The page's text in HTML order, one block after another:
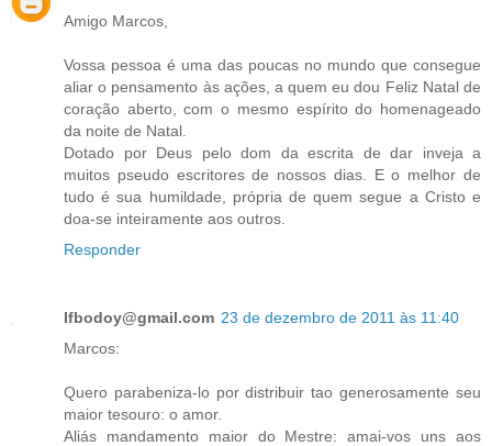
Amigo Marcos,
Vossa pessoa é uma das poucas no mundo que consegue
aliar o pensamento às ações, a quem eu dou Feliz Natal de
coração aberto, com o mesmo espírito do homenageado
da noite de Natal.
Dotado por Deus pelo dom da escrita de dar inveja a
muitos pseudo escritores de nossos dias. E o melhor de
tudo é sua humildade, própria de quem segue a Cristo e
doa-se inteiramente aos outros.
Responder
lfbodoy@gmail.com 23 de dezembro de 2011 às 11:40
Marcos:
Quero parabeniza-lo por distribuir tao generosamente seu
maior tesouro: o amor.
Aliás mandamento maior do Mestre: amai-vos uns aos